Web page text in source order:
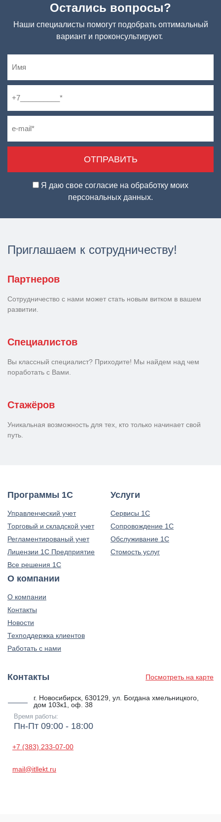
Остались вопросы?
Наши специалисты помогут подобрать оптимальный
вариант и проконсультируют.
Я даю свое согласие на обработку моих
персональных данных.
Приглашаем к сотрудничеству!
Партнеров
Сотрудничество с нами может стать новым витком в вашем
развитии.
Специалистов
Вы классный специалист? Приходите! Мы найдем над чем
поработать с Вами.
Стажёров
Уникальная возможность для тех, кто только начинает свой
путь.
Программы 1С
Управленческий учет
Торговый и складской учет
Регламентированый учет
Лицензии 1С Предприятие
Все решения 1С
Услуги
Сервисы 1С
Сопровождение 1С
Обслуживание 1С
Стомость услуг
О компании
О компании
Контакты
Новости
Техподдержка клиентов
Работать с нами
Контакты
г. Новосибирск, 630129, ул. Богдана хмельницкого,
дом 103к1, оф. 38
Время работы:
Пн-Пт 09:00 - 18:00
+7 (383) 233-07-00
mail@itllekt.ru
Посмотреть на карте